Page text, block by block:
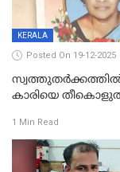
KERALA
Posted On 19-12-2025
സ്വത്തുതര്‍ക്കത്തില്‍
കാരിയെ തീകൊളുത്തി
സഹോദരിപുത്രന്
1 Min Read